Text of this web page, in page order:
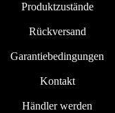
Produktzustände
Rückversand
Garantiebedingungen
Kontakt
Händler werden